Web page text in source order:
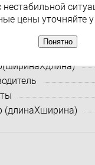
(длинаXширина)
нестабильной
цены уточняйте
Понятно